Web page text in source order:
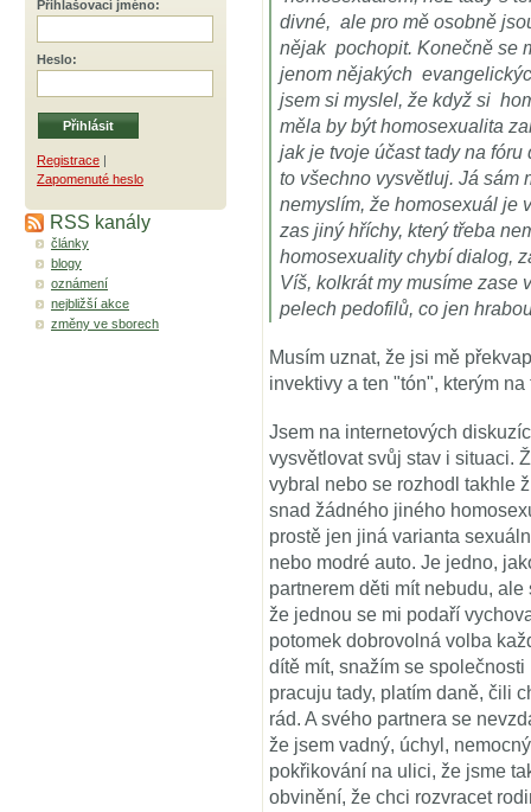
Přihlašovací jméno:
Heslo:
Registrace |
Zapomenuté heslo
RSS kanály
články
blogy
oznámení
nejbližší akce
změny ve sborech
divné, ale pro mě osobně
nějak pochopit. Konečně se
jenom nějakých
jsem si myslel, že když si
měla by být homosexualita
jak je tvoje účast tady na
to všechno vysvětluj. Já sám
nemyslím, že homosexuál je
zas jiný hříchy, který třeba
homosexuality chybí dialog,
Víš, kolkrát my musíme zase
pelech pedofilů, co jen
Musím uznat, že jsi mě
invektivy a ten "tón", kterým
Jsem na internetových
vysvětlovat svůj stav i situaci.
vybral nebo se rozhodl takhle
snad žádného jiného
prostě jen jiná varianta
nebo modré auto. Je jedno,
partnerem děti mít nebudu,
že jednou se mi podaří
potomek dobrovolná volba
dítě mít, snažím se
pracuju tady, platím daně, čili
rád. A svého partnera se
že jsem vadný, úchyl,
pokřikování na ulici, že jsme
obvinění, že chci rozvracet